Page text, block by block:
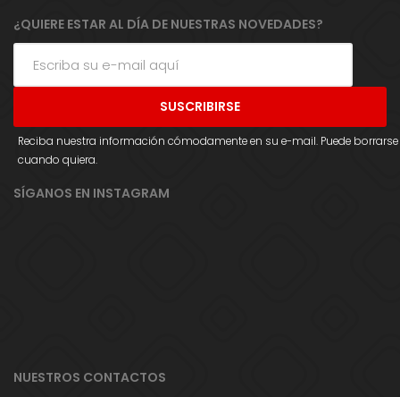
¿QUIERE ESTAR AL DÍA DE NUESTRAS NOVEDADES?
Reciba nuestra información cómodamente en su e-mail. Puede borrarse
cuando quiera.
SÍGANOS EN INSTAGRAM
NUESTROS CONTACTOS